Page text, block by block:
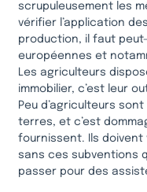
scrupuleusement les
vérifier l’application
production, il faut
européennes et
Les agriculteurs
immobilier, c’est leur
Peu d’agriculteurs
terres, et c’est
fournissent. Ils doivent
sans ces subventions
passer pour des